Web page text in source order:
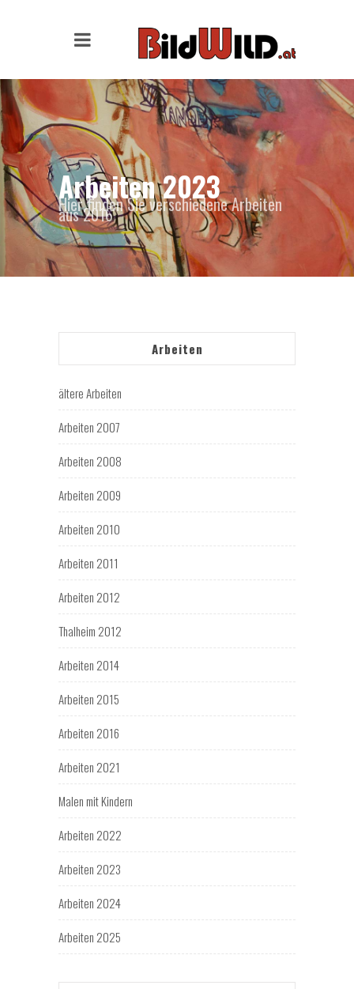
Arbeiten 2023
Hier finden Sie verschiedene Arbeiten
aus 2016
Arbeiten
ältere Arbeiten
Arbeiten 2007
Arbeiten 2008
Arbeiten 2009
Arbeiten 2010
Arbeiten 2011
Arbeiten 2012
Thalheim 2012
Arbeiten 2014
Arbeiten 2015
Arbeiten 2016
Arbeiten 2021
Malen mit Kindern
Arbeiten 2022
Arbeiten 2023
Arbeiten 2024
Arbeiten 2025